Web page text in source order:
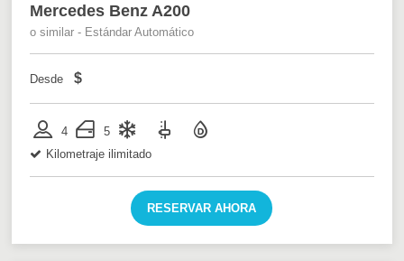
Mercedes Benz A200
o similar - Estándar Automático
Desde $
4
5
Kilometraje ilimitado
RESERVAR AHORA